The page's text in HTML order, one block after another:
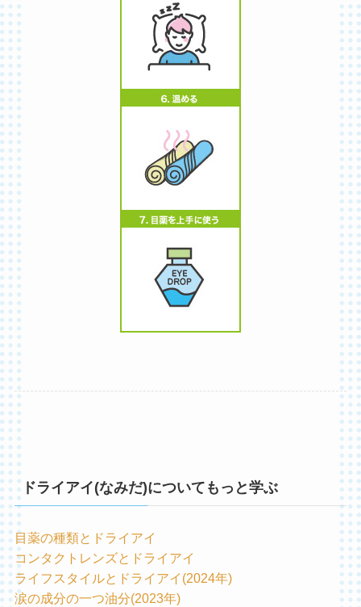
ドライアイ(なみだ)についてもっと学ぶ
目薬の種類とドライアイ
コンタクトレンズとドライアイ
ライフスタイルとドライアイ(2024年)
涙の成分の一つ油分(2023年)